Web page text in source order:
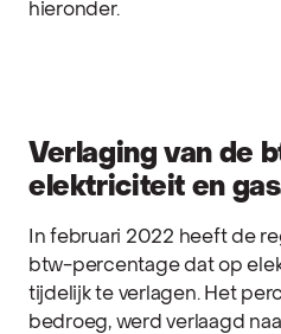
hieronder.
Verlaging van de
elektriciteit en
In februari 2022 heeft de
btw-percentage dat op
tijdelijk te verlagen. Het
bedroeg, werd verlaagd